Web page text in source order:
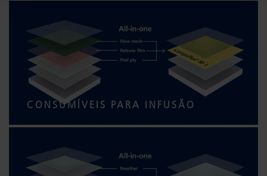
CONSUMÍVEIS PARA INFUSÃO